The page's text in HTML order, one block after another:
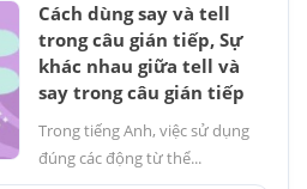
Cách dùng say và tell
trong câu gián tiếp, Sự
khác nhau giữa tell và
say trong câu gián tiếp
Trong tiếng Anh, việc sử dụng
đúng các động từ thể...